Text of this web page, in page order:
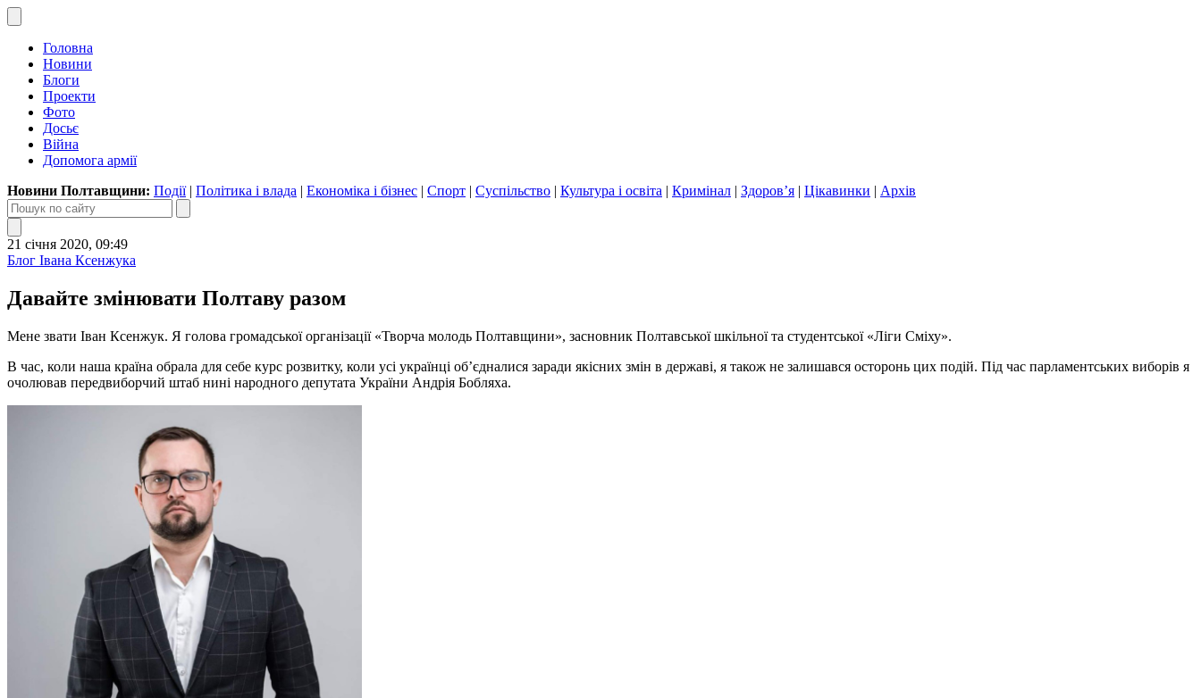
Головна
Новини
Блоги
Проекти
Фото
Досьє
Війна
Допомога армії
Новини Полтавщини: Події| Політика і влада | Економіка і бізнес | Спорт | Суспільство | Культура і освіта | Кримінал | Здоров’я | Цікавинки | Архів
21 січня 2020, 09:49
Блог Івана Ксенжука
Давайте змінювати Полтаву разом
Мене звати Іван Ксенжук. Я голова громадської організації «Творча молодь Полтавщини», засновник Полтавської шкільної та студентської «Ліги Сміху».
В час, коли наша країна обрала для себе курс розвитку, коли усі українці об’єдналися заради якісних змін в державі, я також не залишався осторонь цих подій. Під час парламентських виборів я
очолював передвиборчий штаб нині народного депутата України Андрія Бобляха.